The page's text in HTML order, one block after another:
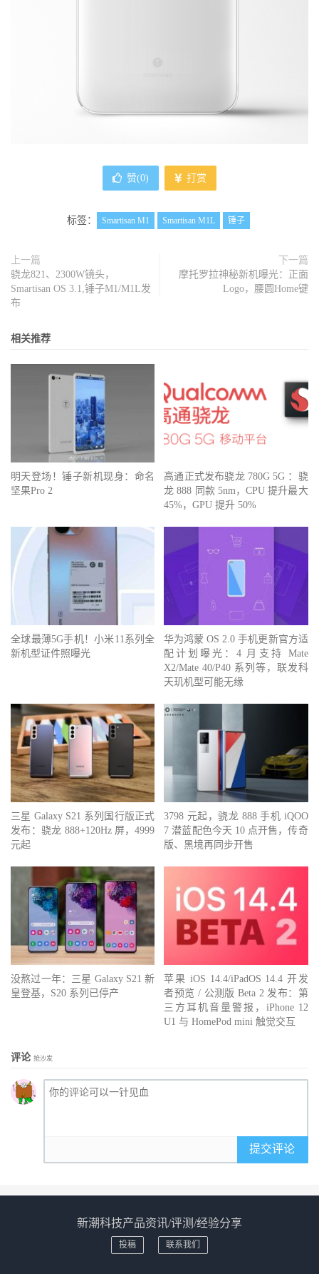
赞(0) 打赏
标签： Smartisan M1 Smartisan M1L 锤子
上一篇
骁龙821、2300W镜头，
Smartisan OS 3.1,锤子M1/M1L发
布
下一篇
摩托罗拉神秘新机曝光：正面
Logo，腰圆Home键
相关推荐
明天登场！锤子新机现身：命名
坚果Pro 2
高通正式发布骁龙 780G 5G ：骁
龙 888 同款 5nm，CPU 提升最大
45%，GPU 提升 50%
全球最薄5G手机！小米11系列全
新机型证件照曝光
华为鸿蒙 OS 2.0 手机更新官方适
配计划曝光：4 月支持 Mate
X2/Mate 40/P40 系列等，联发科
天玑机型可能无缘
三星 Galaxy S21 系列国行版正式
发布：骁龙 888+120Hz 屏，4999
元起
3798 元起，骁龙 888 手机 iQOO
7 潜蓝配色今天 10 点开售，传奇
版、黑境再同步开售
没熬过一年：三星 Galaxy S21 新
皇登基，S20 系列已停产
苹果 iOS 14.4/iPadOS 14.4 开发
者预览 / 公测版 Beta 2 发布：第
三方耳机音量警报，iPhone 12
U1 与 HomePod mini 触觉交互
评论 抢沙发
提交评论
新潮科技产品资讯/评测/经验分享
投稿 联系我们